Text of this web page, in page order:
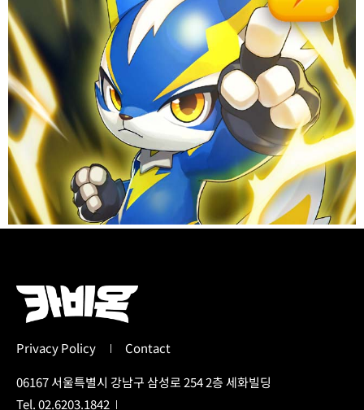
Privacy Policy
Contact
06167 서울특별시 강남구 삼성로 254 2층 세화빌딩
Tel. 02.6203.1842